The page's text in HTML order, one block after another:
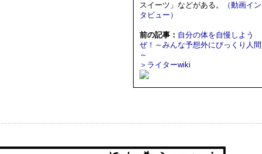
スイーツ」などがある。
（動画イン
タビュー）
前の記事： 自分の体を自慢しよう
ぜ！～みんな予想外にびっくり人間
～
＞ライターwiki